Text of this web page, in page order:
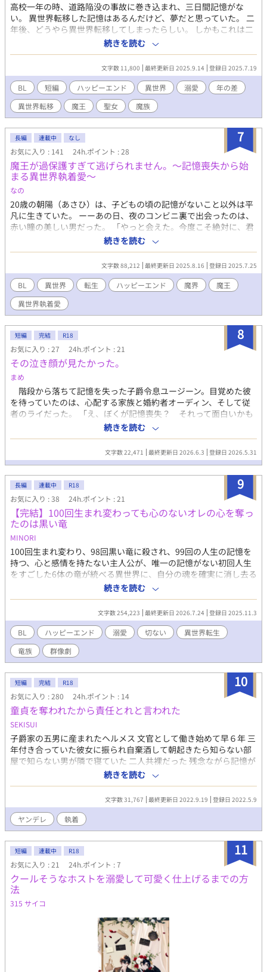
高校一年の時、道路陥没の事故に巻き込まれ、三日間記憶がな
い。 異世界転移した記憶はあるんだけど、夢だと思っていた。 二
年後、どうやら異世界転移してしまったらしい。 しかもこれは二
度目で、あれは夢ではなかったようだった。 再会した少年はすっ
かりいい歳になっていて、殺気立って睨んでくるんだけど。
続きを読む
文字数 11,800 最終更新日 2025.9.14 登録日 2025.7.19
BL 短編 ハッピーエンド 異世界 溺愛
年の差
異世界転移
魔王 聖女 魔族
7
長編 連載中 なし
お気に入り : 141 24h.ポイント : 28
魔王が過保護すぎて逃げられません。～記憶喪失から始
まる異世界執着愛〜
なの
20歳の朝陽（あさひ）は、子どもの頃の記憶がないこと以外は平
凡に生きていた。 ーーあの日、夜のコンビニ裏で出会ったのは、
赤い瞳の美しい男だった。 「やっと会えた。今度こそ絶対に、君
を手放さない」 目覚めると、そこは見知らぬ異世界だった。 過保
護すぎる魔王・ライゼルの甘すぎる愛と、四人の忠実な魔族たち
に囲まれ、戸惑う日々。 忘れられた約束。封じられた記憶。そし
て、二人の過去に隠された真実。 これは、運命を信じ続けた魔王
と、すべてを忘れた少年が再び出会う、甘くて危うい異世界執着
愛。 後半にR18描写があります。 タイトル後ろに＊＊＊をつけて
ます。苦手な方はスルーしてください。
続きを読む
文字数 88,212 最終更新日 2025.8.16 登録日 2025.7.25
BL 異世界 転生 ハッピーエンド 魔界
魔王
異世界執着愛
8
短編 完結 R18
お気に入り : 27 24h.ポイント : 21
その泣き顔が見たかった。
まめ
階段から落ちて記憶を失った子爵令息ユージーン。目覚めた彼
を待っていたのは、心配する家族と婚約者オーディン、そして従
者のライだった。 「え、ぼくが記憶喪失？ それって面白いかも
ー！」 何事にもねじくれて前向きな性悪令息ユージーンが、従
者ライと共に周囲を振り回すコメディBL。 「記憶がないのでわか
りません」（すんっ） 「坊っちゃん、もうやめてあげてー」（ギ
ャハハ） 誰も死にません。 ハッピーエンドです。 あんまりエロ
ひねくれ令息 作者は面白いと思って書いていますが、ギャグセン
スを人から認められたことはありません。（キリッ）
続きを読む
文字数 22,471 最終更新日 2026.6.3 登録日 2026.5.31
9
長編 連載中 R18
お気に入り : 38 24h.ポイント : 21
【完結】100回生まれ変わっても心のないオレの心を奪っ
たのは黒い竜
MINORI
100回生まれ変わり、98回黒い竜に殺され、99回の人生の記憶を
持つ、心と感情を持たない主人公が、唯一の記憶がない初回人生
をすごした6体の竜が統べる異世界に、自分の魂を確実に消し去る
方法を探す旅に出るお話。 竜が主人公を取り合い、BLにな
る・・・はず・・・ですが、大分遠いかもしれません・・・。 ※
このお話は、ムーンライトノベルズ様の方で先行投稿しておりま
す。
続きを読む
文字数 254,223 最終更新日 2026.7.24 登録日 2025.11.3
BL ハッピーエンド 溺愛 切ない
異世界転生
竜族
群像劇
10
短編 完結 R18
お気に入り : 280 24h.ポイント : 14
童貞を奪われたから責任とれと言われた
SEKISUI
子爵家の五男に産まれたヘルメス 文官として働き始めて早６年 三
年付き合っていた彼女に振られ自棄酒して朝起きたら知らない部
屋で知らない男が隣で寝ていた 二人共裸だった 残念ながら記憶が
ない 記憶がないが…体が痛い、特に腰と股が痛い 何か嫌な予感が
してヘルメスは逃げだした 男を残して部屋を出た、その後一週間
は何事もなく過ごしたが何故か宰相に呼びされて行けばあの男が
居た
続きを読む
文字数 31,767 最終更新日 2022.9.19 登録日 2022.5.9
ヤンデレ 執着
11
短編 連載中 R18
お気に入り : 21 24h.ポイント : 7
クールそうなホストを溺愛して可愛く仕上げるまでの方
法
315 サイコ